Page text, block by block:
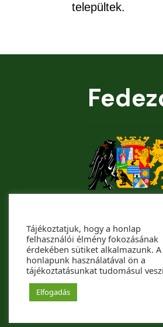
települtek.
Tájékoztatjuk, hogy a honlap
felhasználói élmény fokozásának
érdekében sütiket alkalmazunk. A
honlapunk használatával ön a
tájékoztatásunkat tudomásul
Elfogadás